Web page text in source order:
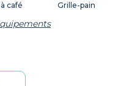
café Grille-pain